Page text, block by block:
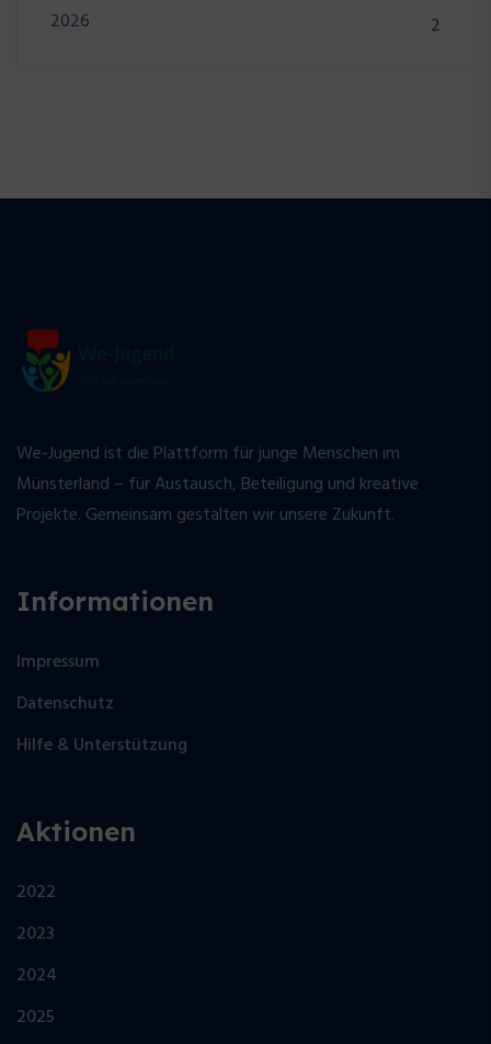
2026
2
We-Jugend ist die Plattform für junge Menschen im
Münsterland – für Austausch, Beteiligung und kreative
Projekte. Gemeinsam gestalten wir unsere Zukunft.
Informationen
Impressum
Datenschutz
Hilfe & Unterstützung
Aktionen
2022
2023
2024
2025